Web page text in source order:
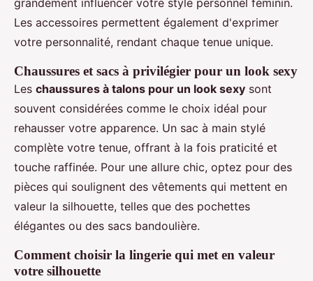
grandement influencer votre style personnel féminin.
Les accessoires permettent également d'exprimer
votre personnalité, rendant chaque tenue unique.
Chaussures et sacs à privilégier pour un look sexy
Les chaussures à talons pour un look sexy sont
souvent considérées comme le choix idéal pour
rehausser votre apparence. Un sac à main stylé
complète votre tenue, offrant à la fois praticité et
touche raffinée. Pour une allure chic, optez pour des
pièces qui soulignent des vêtements qui mettent en
valeur la silhouette, telles que des pochettes
élégantes ou des sacs bandoulière.
Comment choisir la lingerie qui met en valeur
votre silhouette